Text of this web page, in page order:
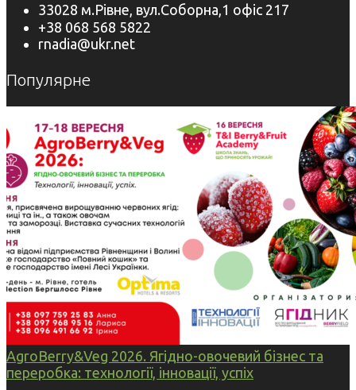
33028 м.Рівне, вул.Соборна,1 офіс 217
+38 068 568 5822
rnadia@ukr.net
Популярне
AgroBerry&Veg 2026. Ягідно-овочевий бізнес та
переробка: технології, інновації, успіх